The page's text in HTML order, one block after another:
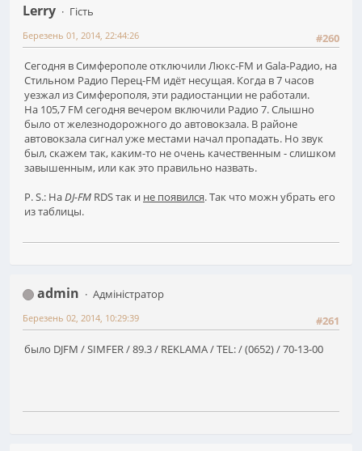
Lerry
Гість
#260
Березень 01, 2014, 22:44:26
Сегодня в Симферополе отключили Люкс-FM и Gala-Радио, на
Стильном Радио Перец-FM идёт несущая. Когда в 7 часов
уезжал из Симферополя, эти радиостанции не работали.
На 105,7 FM сегодня вечером включили Радио 7. Слышно
было от железнодорожного до автовокзала. В районе
автовокзала сигнал уже местами начал пропадать. Но звук
был, скажем так, каким-то не очень качественным - слишком
завышенным, или как это правильно назвать.
P. S.: НаDJ-FM RDS так и не появился. Так что можн убрать его
из таблицы.
admin
Адміністратор
#261
Березень 02, 2014, 10:29:39
было DJFM / SIMFER / 89.3 / REKLAMA / TEL: / (0652) / 70-13-00